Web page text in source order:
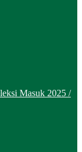
Masuk 2025 /